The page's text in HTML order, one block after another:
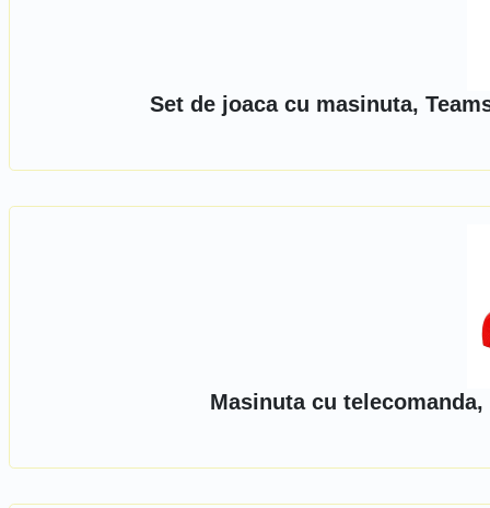
Set de joaca cu masinuta,
Masinuta cu